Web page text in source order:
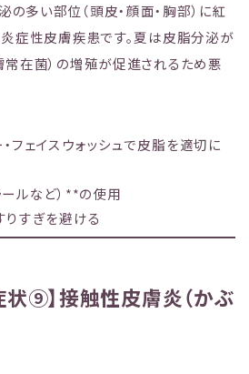
多い部位（頭皮・顔面・胸部）に紅
炎症性皮膚疾患です。夏は皮脂分泌が
常在菌）の増殖が促進されるため悪
フェイスウォッシュで皮脂を適切に
ルなど）**の使用
りすぎを避ける
⑨】接触性皮膚炎（かぶ